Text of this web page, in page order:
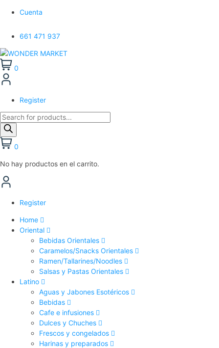
Cuenta
661 471 937
0
Register
Búsqueda
de
productos
0
No hay productos en el carrito.
Register
Home
Oriental
Bebidas Orientales
Caramelos/Snacks Orientales
Ramen/Tallarines/Noodles
Salsas y Pastas Orientales
Latino
Aguas y Jabones Esotéricos
Bebidas
Cafe e infusiones
Dulces y Chuches
Frescos y congelados
Harinas y preparados